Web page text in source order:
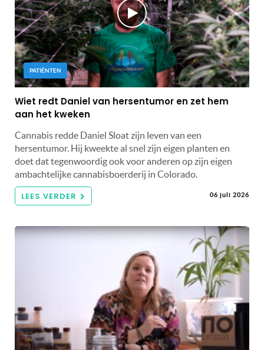
PATIËNTEN
Wiet redt Daniel van hersentumor en zet hem
aan het kweken
Cannabis redde Daniel Sloat zijn leven van een
hersentumor. Hij kweekte al snel zijn eigen planten en
doet dat tegenwoordig ook voor anderen op zijn eigen
ambachtelijke cannabisboerderij in Colorado.
LEES VERDER 06 juli 2026